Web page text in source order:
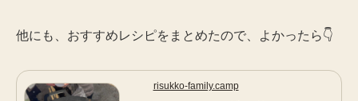
他にも、おすすめレシピをまとめたので、よかったら👇
risukko-family.camp